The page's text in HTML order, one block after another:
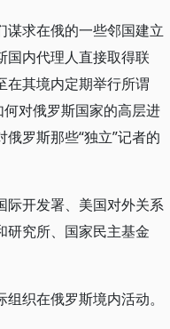
谋求在俄的一些邻国建立
国内代理人直接取得联
在其境内定期举行所谓
对俄罗斯国家的高层进
罗斯那些“独立”记者的
际开发署、美国对外关系
研究所、国家民主基金
织在俄罗斯境内活动。